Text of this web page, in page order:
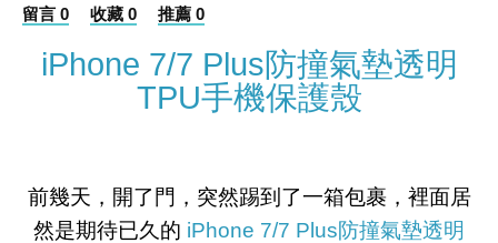
留言 0 收藏 0 推薦 0
iPhone 7/7 Plus防撞氣墊透明
TPU手機保護殼
前幾天，開了門，突然踢到了一箱包裹，裡面居
然是期待已久的 iPhone 7/7 Plus防撞氣墊透明